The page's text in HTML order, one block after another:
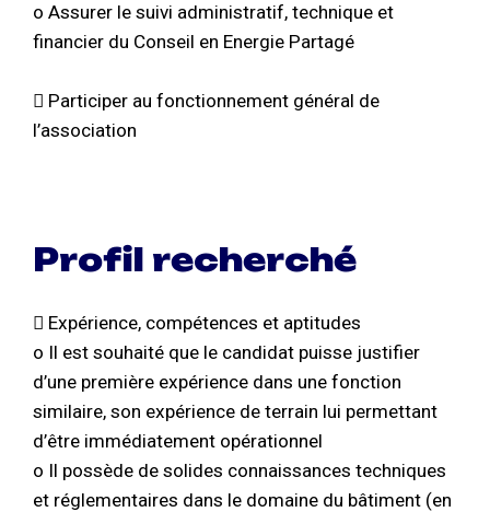
o Assurer le suivi administratif, technique et
financier du Conseil en Energie Partagé
 Participer au fonctionnement général de
l’association
Profil recherché
 Expérience, compétences et aptitudes
o Il est souhaité que le candidat puisse justifier
d’une première expérience dans une fonction
similaire, son expérience de terrain lui permettant
d’être immédiatement opérationnel
o Il possède de solides connaissances techniques
et réglementaires dans le domaine du bâtiment (en